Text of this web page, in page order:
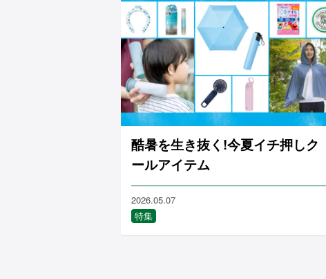
酷暑を生き抜く!今夏イチ押しク
ールアイテム
2026.05.07
特集